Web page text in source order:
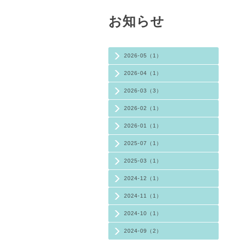
2026-05（1）
2026-04（1）
2026-03（3）
2026-02（1）
2026-01（1）
2025-07（1）
2025-03（1）
2024-12（1）
2024-11（1）
2024-10（1）
2024-09（2）
お知らせ